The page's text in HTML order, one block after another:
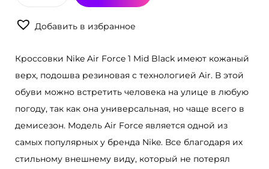
л
т
Добавить в избранное
Кроссовки Nike Air Force 1 Mid Black имеют кожаный
верх, подошва резиновая с технологией Air. В этой
обуви можно встретить человека на улице в любую
погоду, так как она универсальная, но чаще всего в
демисезон. Модель Air Force является одной из
самых популярных у бренда Nike. Все благодаря их
стильному внешнему виду, который не потерял